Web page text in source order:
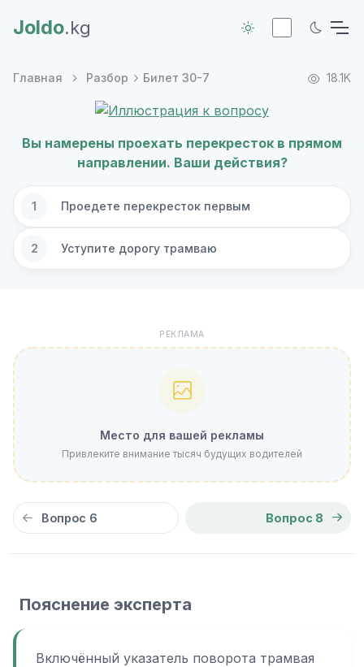
Joldo.kg
Главная Разбор Билет 30-7 18.1K
Вы намерены проехать перекресток в прямом
направлении. Ваши действия?
1 Проедете перекресток первым
2 Уступите дорогу трамваю
РЕКЛАМА
Место для вашей рекламы
Привлеките внимание тысяч будущих водителей
Вопрос 6 Вопрос 8
Пояснение эксперта
Включённый указатель поворота трамвая